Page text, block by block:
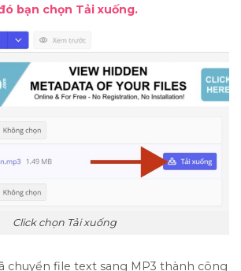
bạn chọn Tải xuống.
Click chọn Tải xuống
chuyển file text sang MP3 thành công